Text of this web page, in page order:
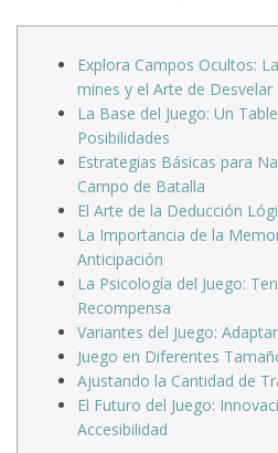
Explora Campos Ocultos:
mines y el Arte de Desvelar
La Base del Juego: Un
Posibilidades
Estrategias Básicas para
Campo de Batalla
El Arte de la Deducción
La Importancia de la
Anticipación
La Psicología del Juego:
Recompensa
Variantes del Juego:
Juego en Diferentes
Ajustando la Cantidad de
El Futuro del Juego:
Accesibilidad